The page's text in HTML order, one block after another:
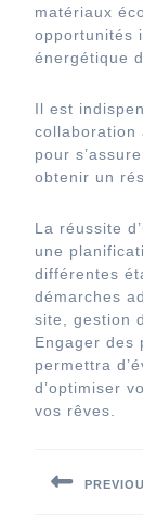
matériaux
opportunités
énergétique
Il est
collaboration
pour
obtenir un
La réussite
une
différentes
démarches
site, gestion
Engager des
permettra
d’optimiser
vos rêves.
de